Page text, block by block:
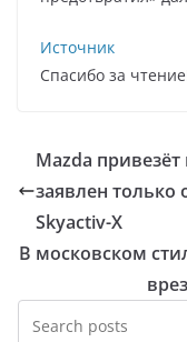
Источник
Спасибо за
Mazda
заявлен
Skyactiv-X
В московском